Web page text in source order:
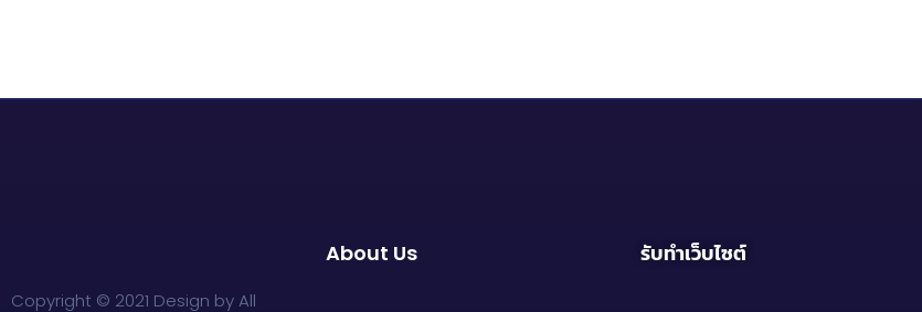
Copyright © 2021 Design by All
About Us รับทำเว็บไซต์